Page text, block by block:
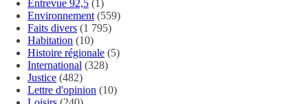
Entrevue 92,5 (1)
Environnement (559)
Faits divers (1 795)
Habitation (10)
Histoire régionale (5)
International (328)
Justice (482)
Lettre d'opinion (10)